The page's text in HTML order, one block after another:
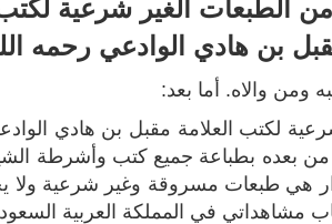
من الطبعات الغير شرعية
بن هادي الوادعي رحمه
ومن والاه. أما بعد:
لكتب العلامة مقبل بن هادي
بعده بطباعة جميع كتب وأشرطة الشيخ
هي طبعات مسروقة وغير شرعية ولا
في المملكة العربية